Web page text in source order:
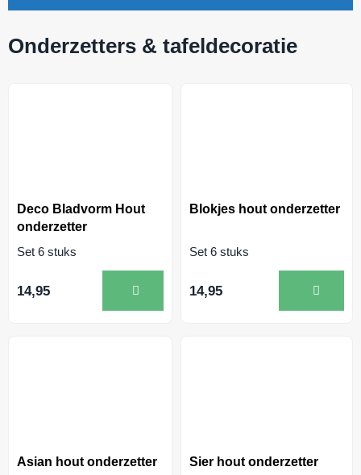
Onderzetters & tafeldecoratie
Deco Bladvorm Hout
onderzetter
Set 6 stuks
14,95
Blokjes hout onderzetter
Set 6 stuks
14,95
Asian hout onderzetter Sier hout onderzetter